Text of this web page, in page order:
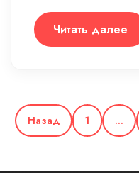
Читать далее
Назад 1 …